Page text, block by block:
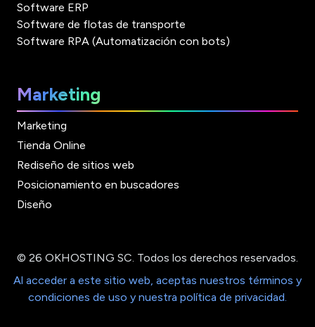
Software ERP
Software de flotas de transporte
Software RPA (Automatización con bots)
Marketing
Marketing
Tienda Online
Rediseño de sitios web
Posicionamiento en buscadores
Diseño
© 26 OKHOSTING SC. Todos los derechos reservados.
Al acceder a este sitio web, aceptas nuestros términos y
condiciones de uso y nuestra política de privacidad.